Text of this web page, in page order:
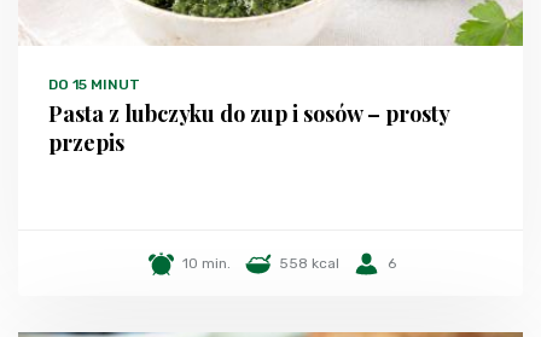
DO 15 MINUT
Pasta z lubczyku do zup i sosów – prosty
przepis
10 min. 558 kcal 6